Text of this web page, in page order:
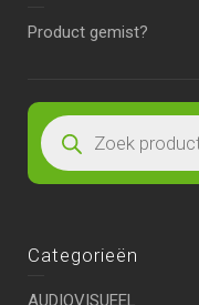
Product gemist?
Categorieën
AUDIOVISUEEL